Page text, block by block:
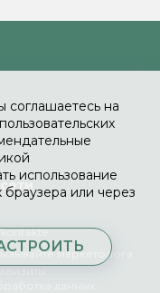
соглашаетесь на
использование
или через
маркетолога